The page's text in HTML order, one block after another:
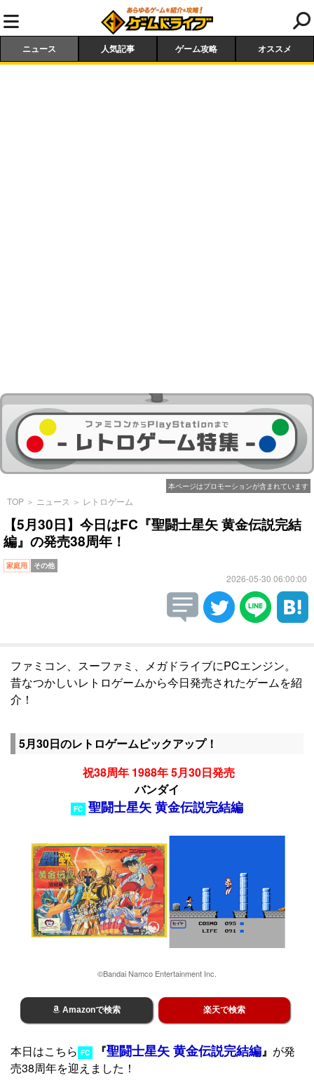
ニュース 人気記事 ゲーム攻略 オススメ
本ページはプロモーションが含まれています
TOP ＞ ニュース ＞ レトロゲーム
【5月30日】今日はFC『聖闘士星矢 黄金伝説完結
編』の発売38周年！
家庭用 その他
2026-05-30 06:00:00
ファミコン、スーファミ、メガドライブにPCエンジン。
昔なつかしいレトロゲームから今日発売されたゲームを紹
介！
5月30日のレトロゲームピックアップ！
祝38周年 1988年 5月30日発売
バンダイ
FC 聖闘士星矢 黄金伝説完結編
©Bandai Namco Entertainment Inc.
Amazonで検索 楽天で検索
本日はこちら FC 『聖闘士星矢 黄金伝説完結編』 が発
売38周年を迎えました！